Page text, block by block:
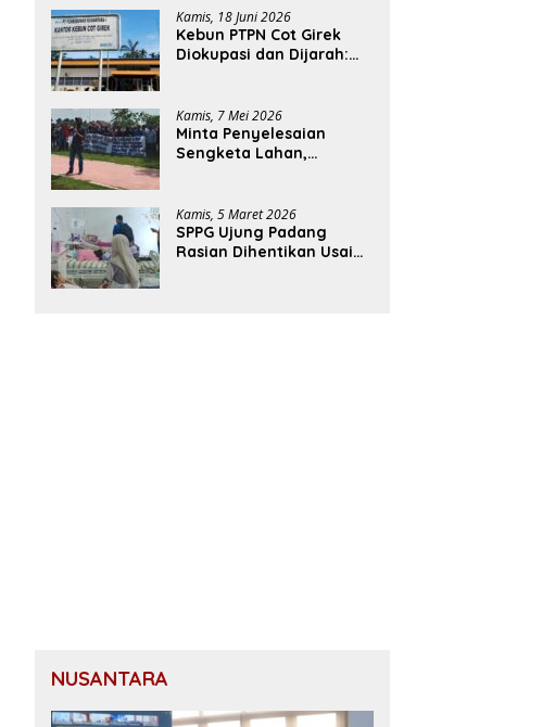
Terdampak
Kamis, 18 Juni 2026
Kebun PTPN Cot Girek
Diokupasi dan Dijarah:
Rupiah
Kamis, 7 Mei 2026
Minta Penyelesaian
Sengketa Lahan,
Aceh Utara
Kamis, 5 Maret 2026
SPPG Ujung Padang
Rasian Dihentikan Usai
NUSANTARA